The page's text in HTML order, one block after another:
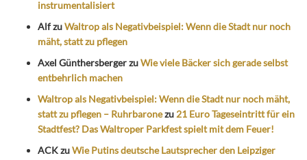
instrumentalisiert
AlfzuWaltrop als Negativbeispiel: Wenn die Stadt nur noch
mäht, statt zu pflegen
Axel GünthersbergerzuWie viele Bäcker sich gerade selbst
entbehrlich machen
Waltrop als Negativbeispiel: Wenn die Stadt nur noch mäht,
statt zu pflegen – Ruhrbaronezu 21 Euro Tageseintritt für ein
Stadtfest? Das Waltroper Parkfest spielt mit dem Feuer!
ACKzuWie Putins deutsche Lautsprecher den Leipziger